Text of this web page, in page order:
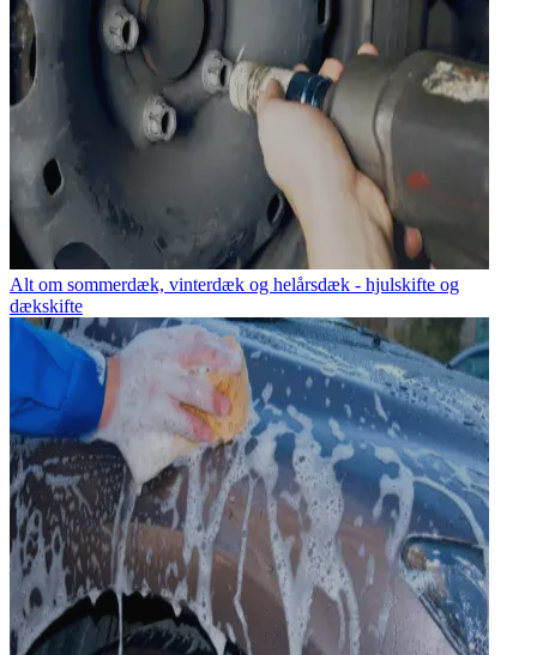
Alt om sommerdæk, vinterdæk og helårsdæk - hjulskifte og
dækskifte